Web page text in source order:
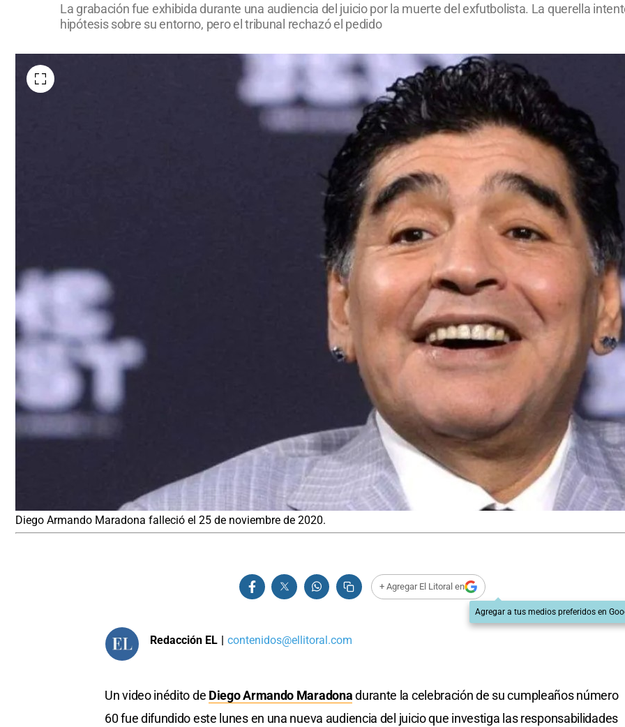
La grabación fue exhibida durante una audiencia del juicio por la muerte del exfutbolista. La querella
hipótesis sobre su entorno, pero el tribunal rechazó el pedido
Diego Armando Maradona falleció el 25 de noviembre de 2020.
+ Agregar El Litoral en
Agregar a tus medios preferidos en
Redacción EL | contenidos@ellitoral.com
Un video inédito de Diego Armando Maradonadurante la celebración de su cumpleaños número
60 fue difundido este lunes en una nueva audiencia del juicio que investiga las responsabilidades